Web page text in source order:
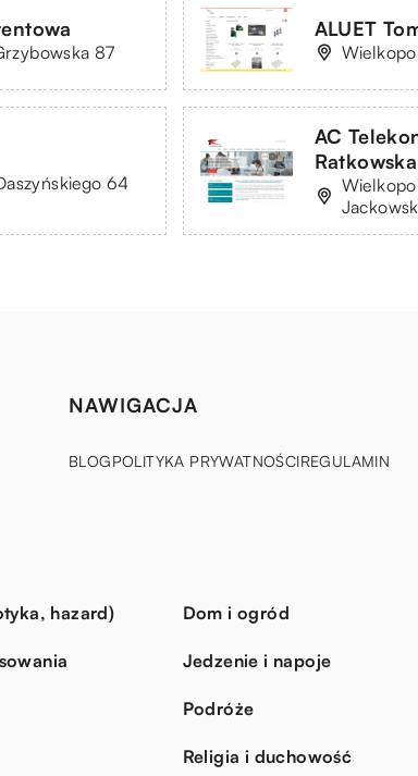
87
ALUET
64
AC
NAWIGACJA
BLOGPOLITYKA PRYWATNOŚCIREGULAMIN
hazard) Dom i ogród
Jedzenie i napoje
Podróże
Religia i duchowość